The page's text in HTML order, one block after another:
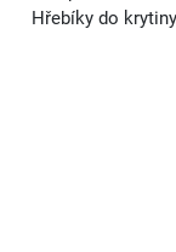
Hřebíky do